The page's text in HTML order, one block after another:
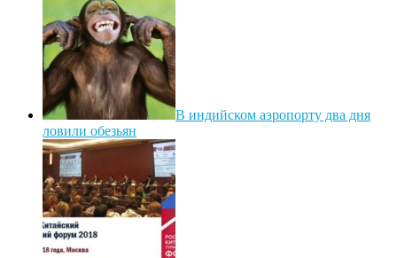
В индийском аэропорту два дня
ловили обезьян